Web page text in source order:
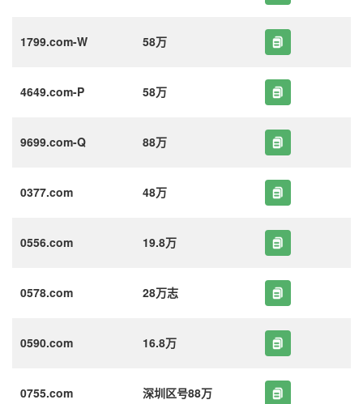
1799.com-W 58万
4649.com-P 58万
9699.com-Q 88万
0377.com 48万
0556.com 19.8万
0578.com 28万志
0590.com 16.8万
0755.com 深圳区号88万